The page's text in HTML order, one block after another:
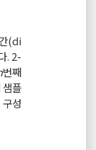
(di
. 2-
번째
샘플
성